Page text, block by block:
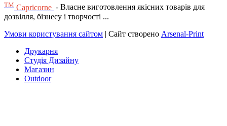
ТМ Capricorne - Власне виготовлення якісних товарів для
дозвілля, бізнесу і творчості ...
Умови користування сайтом | Сайт створено Arsenal-Print
Друкарня
Студія Дизайну
Магазин
Outdoor